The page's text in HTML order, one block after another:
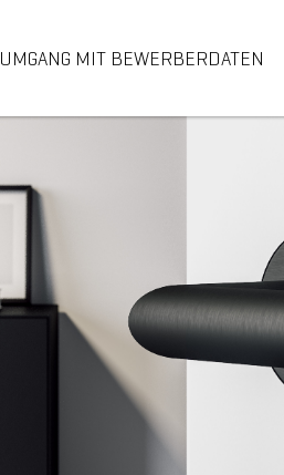
UMGANG MIT BEWERBERDATEN